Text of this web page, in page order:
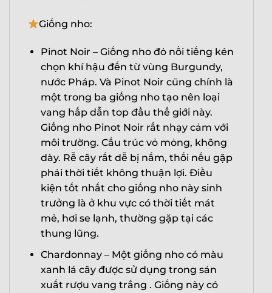
Giống nho:
Pinot Noir – Giống nho đỏ nổi tiếng kén
chọn khí hậu đến từ vùng Burgundy,
nước Pháp. Và Pinot Noir cũng chính là
một trong ba giống nho tạo nên loại
vang hấp dẫn top đầu thế giới này.
Giống nho Pinot Noir rất nhạy cảm với
môi trường. Cấu trúc vỏ mỏng, không
dày. Rễ cây rất dễ bị nấm, thối nếu gặp
phải thời tiết không thuận lợi. Điều
kiện tốt nhất cho giống nho này sinh
trưởng là ở khu vực có thời tiết mát
mẻ, hơi se lạnh, thường gặp tại các
thung lũng.
Chardonnay – Một giống nho có màu
xanh lá cây được sử dụng trong sản
xuất rượu vang trắng . Giống này có